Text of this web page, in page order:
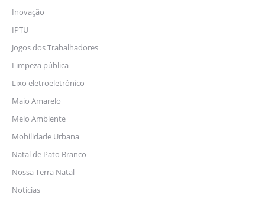
Inovação
IPTU
Jogos dos Trabalhadores
Limpeza pública
Lixo eletroeletrônico
Maio Amarelo
Meio Ambiente
Mobilidade Urbana
Natal de Pato Branco
Nossa Terra Natal
Notícias